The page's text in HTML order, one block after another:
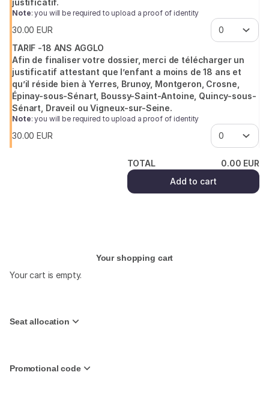
justificatif.
Note: you will be required to upload a proof of identity
30.00 EUR
TARIF -18 ANS AGGLO
Afin de finaliser votre dossier, merci de télécharger un
justificatif attestant que l’enfant a moins de 18 ans et
qu’il réside bien à Yerres, Brunoy, Montgeron, Crosne,
Épinay-sous-Sénart, Boussy-Saint-Antoine, Quincy-sous-
Sénart, Draveil ou Vigneux-sur-Seine.
Note: you will be required to upload a proof of identity
30.00 EUR
TOTAL 0.00 EUR
Add to cart
(¹) We do our
Your shopping cart
Your cart is empty.
Seat allocation
Promotional code